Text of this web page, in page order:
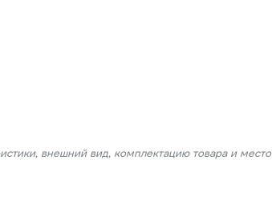
внешний вид, комплектацию товара и место